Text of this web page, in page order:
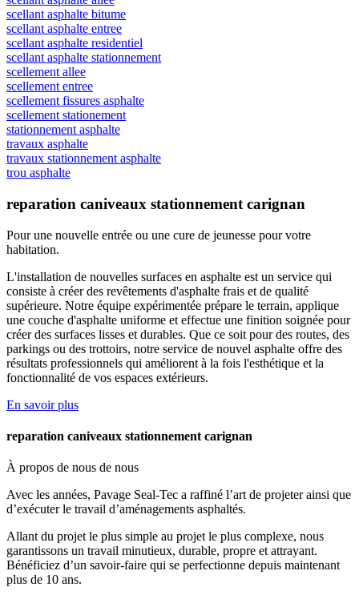
scellant asphalte bitume
scellant asphalte entree
scellant asphalte residentiel
scellant asphalte stationnement
scellement allee
scellement entree
scellement fissures asphalte
scellement stationement
stationnement asphalte
travaux asphalte
travaux stationnement asphalte
trou asphalte
reparation caniveaux stationnement carignan
Pour une nouvelle entrée ou une cure de jeunesse pour votre
habitation.
L'installation de nouvelles surfaces en asphalte est un service qui
consiste à créer des revêtements d'asphalte frais et de qualité
supérieure. Notre équipe expérimentée prépare le terrain, applique
une couche d'asphalte uniforme et effectue une finition soignée pour
créer des surfaces lisses et durables. Que ce soit pour des routes, des
parkings ou des trottoirs, notre service de nouvel asphalte offre des
résultats professionnels qui améliorent à la fois l'esthétique et la
fonctionnalité de vos espaces extérieurs.
En savoir plus
reparation caniveaux stationnement carignan
À propos de nous de nous
Avec les années, Pavage Seal-Tec a raffiné l’art de projeter ainsi que
d’exécuter le travail d’aménagements asphaltés.
Allant du projet le plus simple au projet le plus complexe, nous
garantissons un travail minutieux, durable, propre et attrayant.
Bénéficiez d’un savoir-faire qui se perfectionne depuis maintenant
plus de 10 ans.